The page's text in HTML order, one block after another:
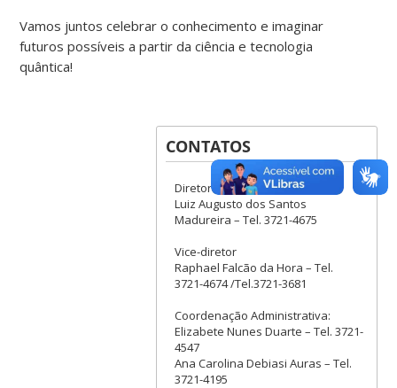
Vamos juntos celebrar o conhecimento e imaginar
futuros possíveis a partir da ciência e tecnologia
quântica!
CONTATOS
Diretor
Luiz Augusto dos Santos
Madureira – Tel. 3721-4675
Vice-diretor
Raphael Falcão da Hora – Tel.
3721-4674 /Tel.3721-3681
Coordenação Administrativa:
Elizabete Nunes Duarte – Tel. 3721-
4547
Ana Carolina Debiasi Auras – Tel.
3721-4195